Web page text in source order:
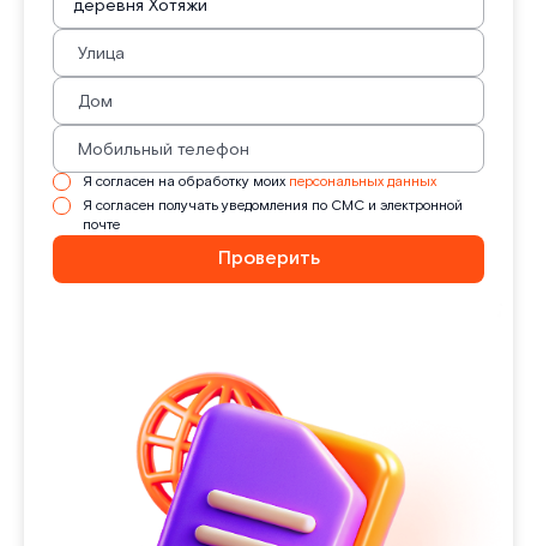
Я согласен на обработку моих персональных данных
Я согласен получать уведомления по СМС и электронной
почте
Проверить